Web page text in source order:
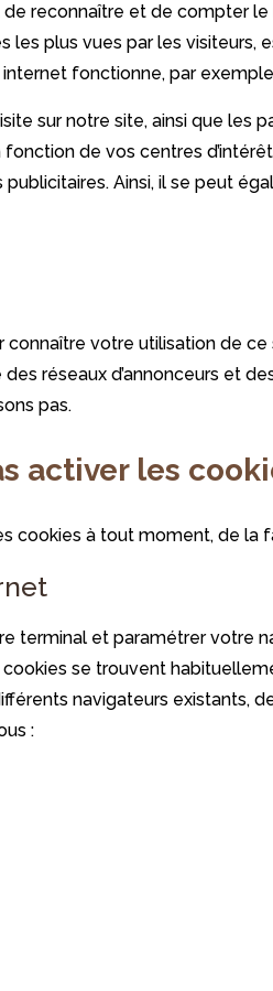
reconnaître et de compter
plus vues par les
fonctionne, par
sur notre site, ainsi que les
de vos centres
Ainsi, il se peut
votre utilisation de
réseaux d’annonceurs et
pas.
activer les
cookies à tout moment, de la
terminal et paramétrer
se trouvent
navigateurs
: